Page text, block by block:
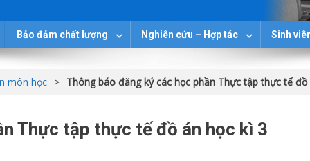
Bảo đảm chất lượng Nghiên cứu – Hợp tác Sinh
môn học > Thông báo đăng ký các học phần Thực tập thực tế đồ
Thực tập thực tế đồ án học kì 3